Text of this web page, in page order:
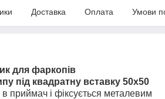
Доставка Оплата Умови
для фаркопів
під квадратну вставку 50х50
приймач і фіксується металевим